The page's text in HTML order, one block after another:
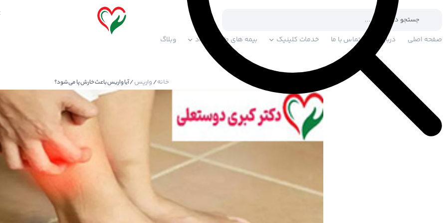
صفحه اصلی درباره ما تماس با ما خدمات کلینیک بیمه های طرف قرارداد وبلاگ
خانه/واریس/ آیا واریس باعث خارش پا می‌شود؟